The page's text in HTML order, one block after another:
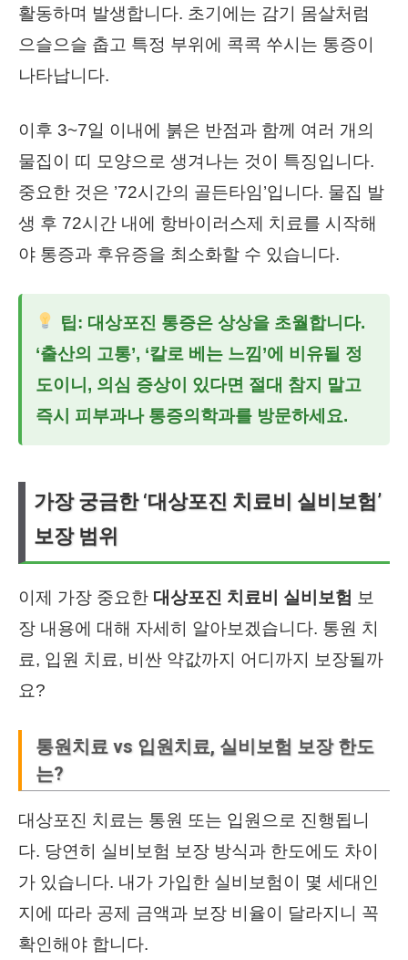
활동하며 발생합니다. 초기에는 감기 몸살처럼
으슬으슬 춥고 특정 부위에 콕콕 쑤시는 통증이
나타납니다.
이후 3~7일 이내에 붉은 반점과 함께 여러 개의
물집이 띠 모양으로 생겨나는 것이 특징입니다.
중요한 것은 ’72시간의 골든타임’입니다. 물집 발
생 후 72시간 내에 항바이러스제 치료를 시작해
야 통증과 후유증을 최소화할 수 있습니다.
팁: 대상포진 통증은 상상을 초월합니다.
‘출산의 고통’, ‘칼로 베는 느낌’에 비유될 정
도이니, 의심 증상이 있다면 절대 참지 말고
즉시 피부과나 통증의학과를 방문하세요.
가장 궁금한 ‘대상포진 치료비 실비보험’
보장 범위
이제 가장 중요한 대상포진 치료비 실비보험 보
장 내용에 대해 자세히 알아보겠습니다. 통원 치
료, 입원 치료, 비싼 약값까지 어디까지 보장될까
요?
통원치료 vs 입원치료, 실비보험 보장 한도
는?
대상포진 치료는 통원 또는 입원으로 진행됩니
다. 당연히 실비보험 보장 방식과 한도에도 차이
가 있습니다. 내가 가입한 실비보험이 몇 세대인
지에 따라 공제 금액과 보장 비율이 달라지니 꼭
확인해야 합니다.